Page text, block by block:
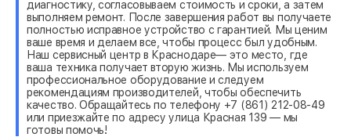
диагностику, согласовываем стоимость и сроки, а затем
выполняем ремонт. После завершения работ вы получаете
полностью исправное устройство с гарантией. Мы ценим
ваше время и делаем все, чтобы процесс был удобным.
Наш сервисный центр в Краснодаре— это место, где
ваша техника получает вторую жизнь. Мы используем
профессиональное оборудование и следуем
рекомендациям производителей, чтобы обеспечить
качество. Обращайтесь по телефону +7 (861) 212-08-49
или приезжайте по адресу улица Красная 139 — мы
готовы помочь!